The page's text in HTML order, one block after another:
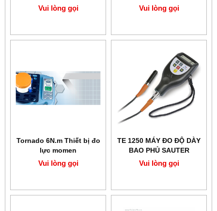
Vui lòng gọi Vui lòng gọi
Tornado 6N.m Thiết bị đo
lực momen
Vui lòng gọi
TE 1250 MÁY ĐO ĐỘ DÀY
BAO PHỦ SAUTER
Vui lòng gọi